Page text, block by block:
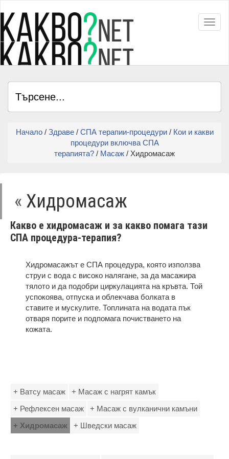
Начало/ Здраве/ СПА терапии-процедури/ Кои и какви
процедури включва СПА
терапията? / Масаж / Хидромасаж
« Хидромасаж
Какво е хидромасаж и за какво помага тази
СПА процедура-терапия?
Хидромасажът е СПА процедура, която използва
струи с вода с високо налягане, за да масажира
тялото и да подобри циркулацията на кръвта. Той
успокоява, отпуска и облекчава болката в
ставите и мускулите. Топлината на водата пък
отваря порите и подпомага почистването на
кожата.
+ Ватсу масаж
+ Масаж с нагрят камък
+ Рефлексен масаж
+ Масаж с вулканични камъни
+ Хидромасаж
+ Шведски масаж